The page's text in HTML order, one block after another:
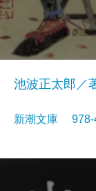
池波正太郎／
新潮文庫